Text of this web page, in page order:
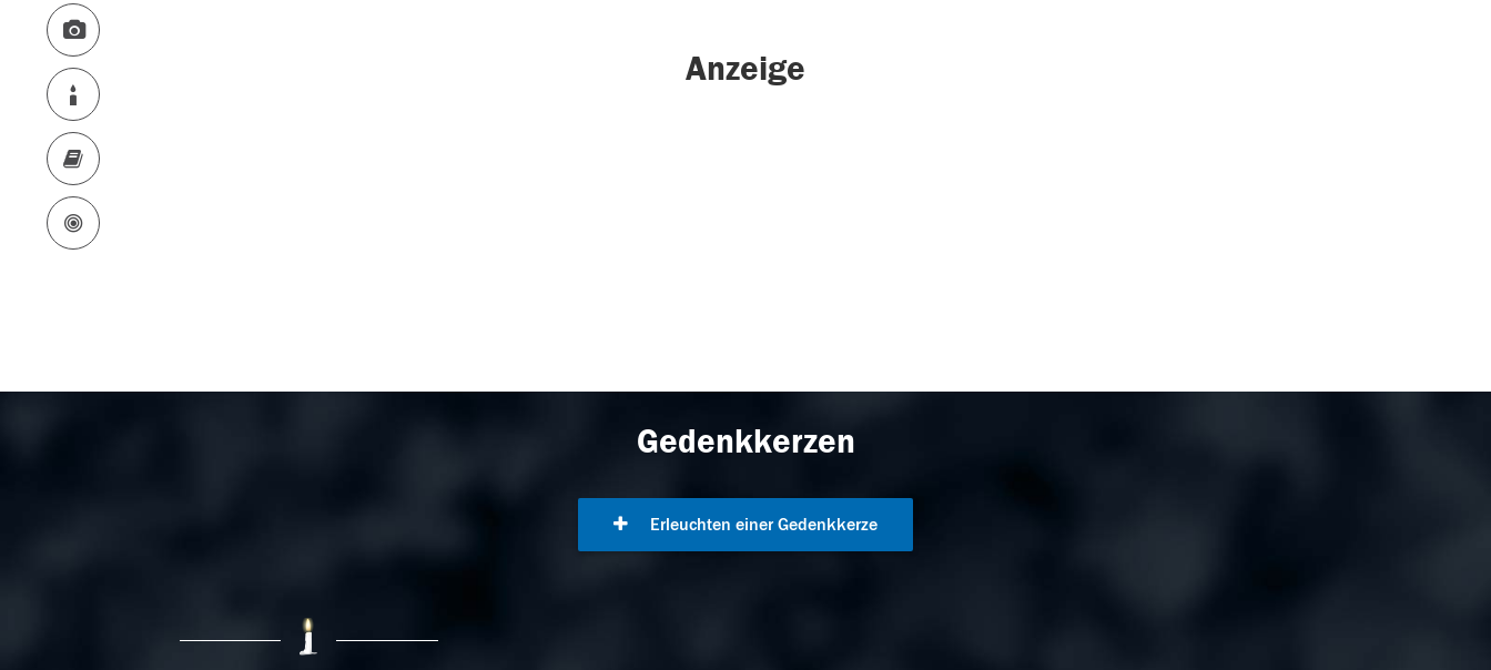
Anzeige
Gedenkkerzen
Erleuchten einer Gedenkkerze